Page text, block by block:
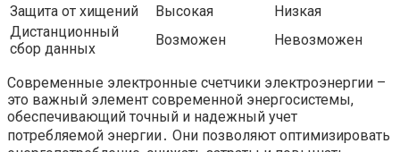
Защита от хищений
Высокая
Низкая
Дистанционный
сбор данных
Возможен Невозможен
Современные электронные счетчики электроэнергии –
это важный элемент современной энергосистемы,
обеспечивающий точный и надежный учет
потребляемой энергии․ Они позволяют оптимизировать